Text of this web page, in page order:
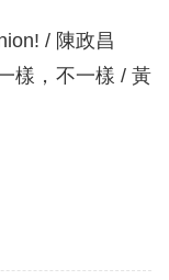
/ 陳政昌
樣，不一樣 / 黃